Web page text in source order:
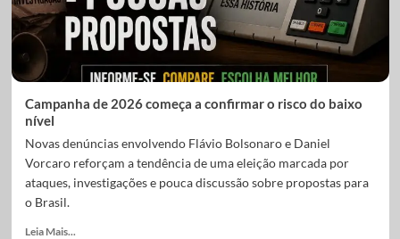
Campanha de 2026 começa a confirmar o risco do baixo
nível
Novas denúncias envolvendo Flávio Bolsonaro e Daniel
Vorcaro reforçam a tendência de uma eleição marcada por
ataques, investigações e pouca discussão sobre propostas para
o Brasil.
Leia Mais...